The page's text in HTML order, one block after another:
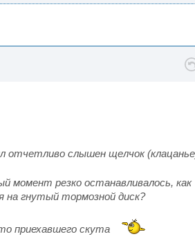
отчетливо слышен щелчок
момент резко останавливалось, как
на гнутый тормозной диск?
приехавшего скута